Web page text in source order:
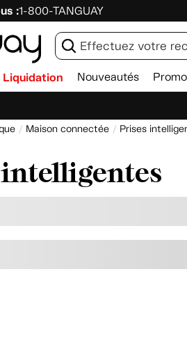
:1-800-TANGUAY
Liquidation Nouveautés
Maison connectée Prises